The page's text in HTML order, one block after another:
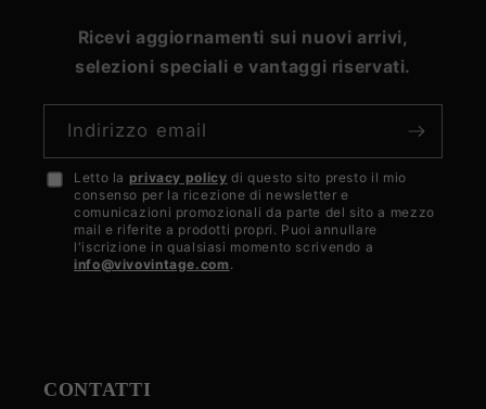
Ricevi aggiornamenti sui nuovi arrivi,
selezioni speciali e vantaggi riservati.
Indirizzo email
Accetto
privacy
policy
Letto la privacy policy di questo sito presto il mio
consenso per la ricezione di newsletter e
comunicazioni promozionali da parte del sito a mezzo
mail e riferite a prodotti propri. Puoi annullare
l'iscrizione in qualsiasi momento scrivendo a
info@vivovintage.com .
CONTATTI